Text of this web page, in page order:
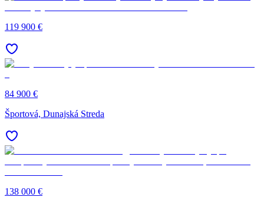
119 900 €
84 900 €
Športová, Dunajská Streda
138 000 €